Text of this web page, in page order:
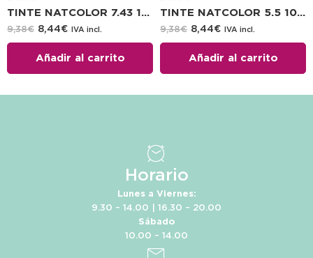
TINTE NATCOLOR 7.43 100 ML
9,38€ 8,44€ IVA incl.
Añadir al carrito
TINTE NATCOLOR 5.5 100 ML
9,38€ 8,44€ IVA incl.
Añadir al carrito
Horario
Lunes a Viernes:
9.30 – 14.00 | 16.30 – 20.00
Sábado
10.00 – 14.00